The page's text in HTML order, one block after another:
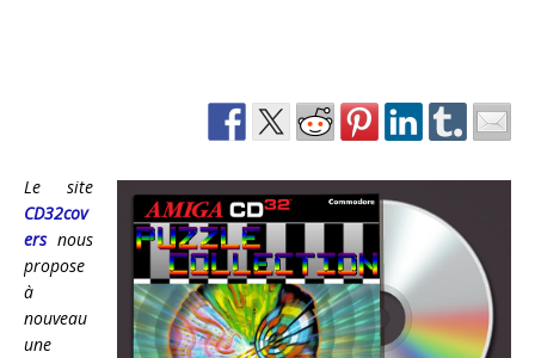
Le site
CD32cov
ersnous
propose
à
nouveau
une